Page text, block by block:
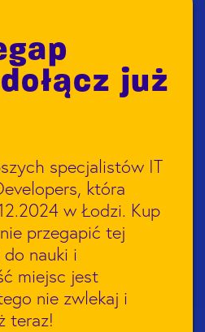
już
specjalistów IT
która
w Łodzi. Kup
przegapić tej
do nauki i
miejsc jest
nie zwlekaj i
teraz!